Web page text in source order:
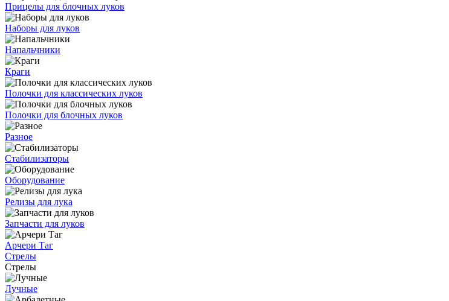
Прицелы для блочных луков
Наборы для луков
Напальчники
Краги
Полочки для классических луков
Полочки для блочных луков
Разное
Стабилизаторы
Оборудование
Релизы для лука
Запчасти для луков
Арчери Таг
Стрелы
Стрелы
Лучные